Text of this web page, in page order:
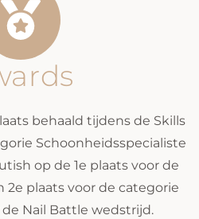
behaald tijdens de Skills
Schoonheidsspecialiste
op de 1e plaats voor de
2e plaats voor de categorie
Nail Battle wedstrijd.